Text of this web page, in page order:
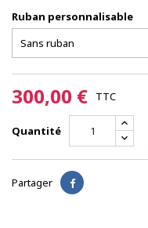
Ruban personnalisable
300,00 € TTC
Quantité
Partager